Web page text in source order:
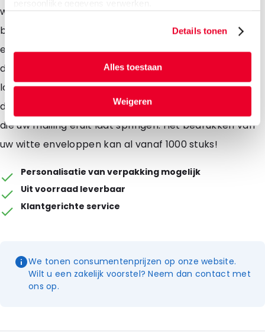
Details tonen
Alles toestaan
Weigeren
witte en gekleurde enveloppen van diverse formaten,
bestelt u bij ons heel gemakkelijk een bedrukte
envelop. Door middel van de druktechniek offset,
digitaal, hotfoil, flexo en rotogravure kunnen wij uw
logo, afbeelding of andere boodschap op uw envelop
drukken. Hierdoor bent u verzekerd van een envelop
die uw mailing eruit laat springen. Het bedrukken van
uw witte enveloppen kan al vanaf 1000 stuks!
Personalisatie van verpakking mogelijk
Uit voorraad leverbaar
Klantgerichte service
We tonen consumentenprijzen op onze website.
Wilt u een zakelijk voorstel? Neem dan contact met
ons op.